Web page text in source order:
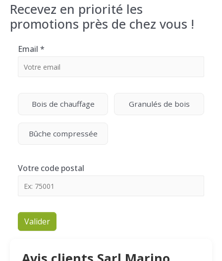
Recevez en priorité les
promotions près de chez vous !
Email *
Bois de chauffage Granulés de bois
Bûche compressée
Votre code postal
Valider